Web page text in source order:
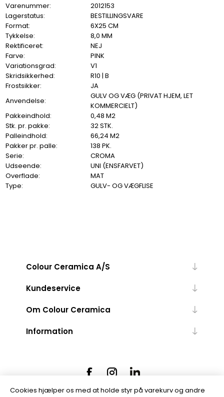
Varenummer:
2012153
Lagerstatus:
BESTILLINGSVARE
Format:
6X25 CM
Tykkelse:
8,0 MM
Rektificeret:
NEJ
Farve:
PINK
Variationsgrad:
V1
Skridsikkerhed:
R10 | B
Frostsikker:
JA
Anvendelse:
GULV OG VÆG (PRIVAT HJEM, LET
KOMMERCIELT)
Pakkeindhold:
0,48 M2
Stk. pr. pakke:
32 STK.
Palleindhold:
66,24 M2
Pakker pr. palle:
138 PK.
Serie:
CROMA
Udseende:
UNI (ENSFARVET)
Overflade:
MAT
Type:
GULV- OG VÆGFLISE
Colour Ceramica A/S
Kundeservice
Om Colour Ceramica
Information
Cookies hjælper os med at holde styr på varekurv og andre